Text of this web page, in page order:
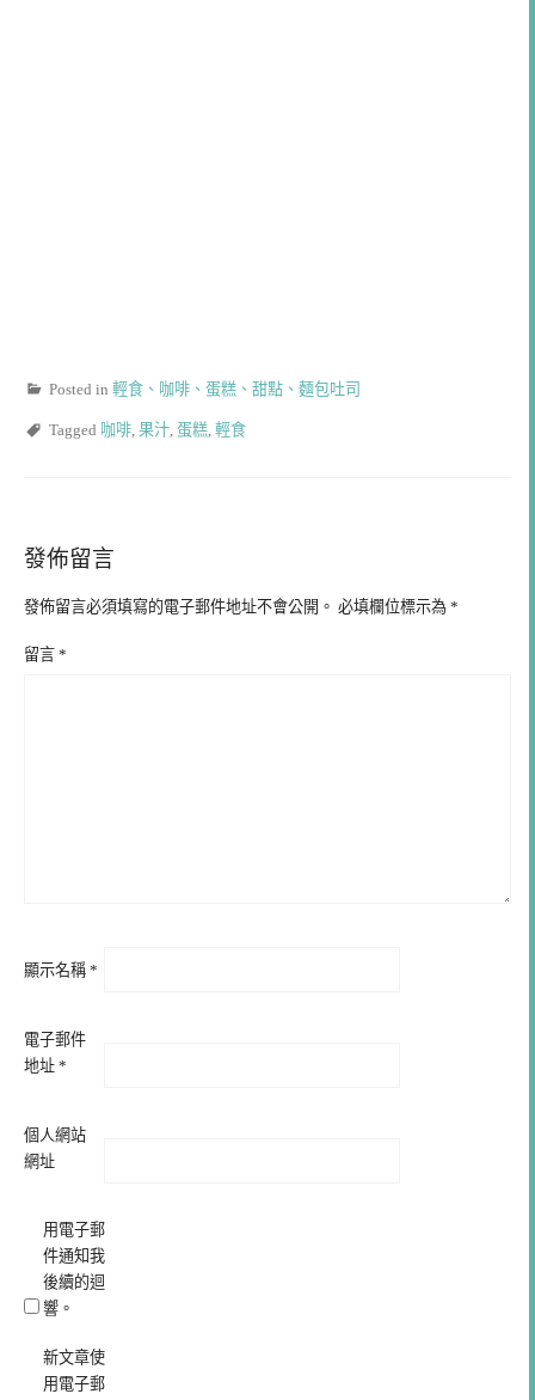
Posted in 輕食、咖啡、蛋糕、甜點、麵包吐司
Tagged 咖啡 果汁 蛋糕 輕食
發佈留言
發佈留言必須填寫的電子郵件地址不會公開。 必填欄位標示為 *
留言 *
顯示名稱 *
電子郵件
地址 *
個人網站
網址
用電子郵
件通知我
後續的迴
響。
新文章使
用電子郵